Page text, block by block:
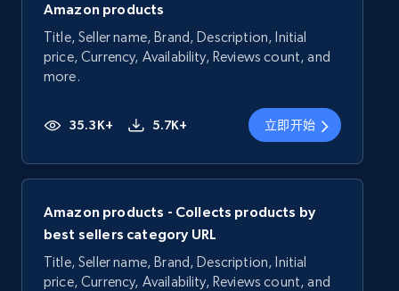
Amazon products
Title, Seller name, Brand, Description, Initial
price, Currency, Availability, Reviews count, and
more.
35.3K+ 5.7K+ 立即开始
Amazon products - Collects products by
best sellers category URL
Title, Seller name, Brand, Description, Initial
price, Currency, Availability, Reviews count, and